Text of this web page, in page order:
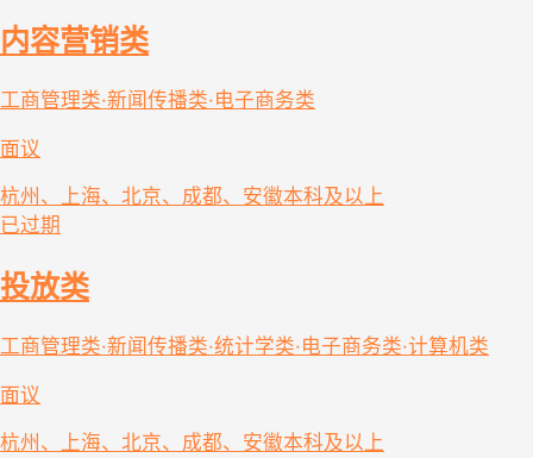
内容营销类
工商管理类·新闻传播类·电子商务类
面议
杭州、上海、北京、成都、安徽本科及以上
已过期
投放类
工商管理类·新闻传播类·统计学类·电子商务类·计算机类
面议
杭州、上海、北京、成都、安徽本科及以上